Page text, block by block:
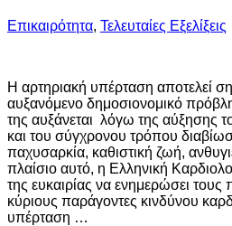
Επικαιρότητα, Τελευταίες Εξελίξεις
Η αρτηριακή υπέρταση αποτελεί
αυξανόμενο δημοσιονομικό
της αυξάνεται λόγω της αύξησης
και του σύγχρονου τρόπου
παχυσαρκία, καθιστική ζωή,
πλαίσιο αυτό, η Ελληνική
της ευκαιρίας να ενημερώσει τους
κύριους παράγοντες κινδύνου
υπέρταση …